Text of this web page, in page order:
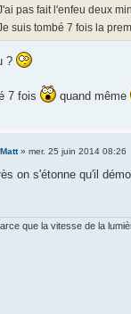
pas fait l'enfeu deux
suis tombé 7 fois la
?
7 fois quand même
Matt» mer. 25 juin 2014 08:26
on s'étonne qu'il
que la vitesse de la